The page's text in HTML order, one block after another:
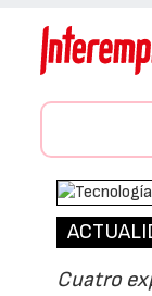
Cuatro